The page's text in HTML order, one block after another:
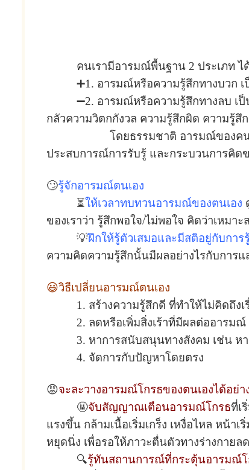
คนเรามีอารมณ์พื้นฐาน 2 ประเภท ไ
➕1. อารมณ์หรือความรู้สึกทางบวก
➖2. อารมณ์หรือความรู้สึกทางลบ เ
กลัวความวิตกกังวล ความรู้สึกผิด ความรู้สึ
โดยธรรมชาติ อารมณ์ของคนเรามีก
ประสบการณ์การรับรู้ และกระบวนการคิด
🙄รู้จักอารมณ์ตนเอง
⏳ให้เวลาทบทวนอารมณ์ของตนเอง
ของเราว่า รู้สึกพอใจ/ไม่พอใจ คิดว่าเหมา
💡ฝึกให้รู้ตัวเสมอและมีสติอยู่กับการ
ความคิดความรู้สึกนั้นมีผลอย่างไรกับการแ
😃วิธีเปลี่ยนอารมณ์ตนเอง
1. สร้างความรู้สึกดี ที่ทำให้ไม่คิดถึง
2. ลดหรือเพิ่มสิ่งเร้าที่มีผลต่ออารมณ์
3. หาการสนับสนุนทางสังคม เช่น
4. จัดการกับปัญหาโดยตรง
😡จะละวางอารมณ์โกรธของตนเองได้อย่า
🤬จับสัญญาณเตือนอารมณ์โกรธที่เ
แรงขึ้น กล้ามเนื้อเริ่มเกร็ง เหงื่อไหล หน้า
หยุดนิ่ง เพื่อรอให้ภาวะตื่นตัวทางร่างกาย
🔍รู้ทันสถานการณ์ที่กระตุ้นอารมณ์โ